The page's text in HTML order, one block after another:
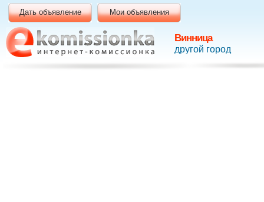
Винница
другой город
Дать объявление Мои объявления